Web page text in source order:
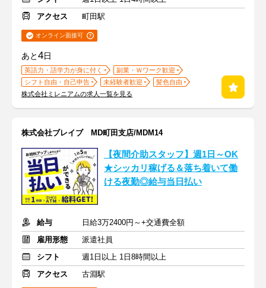
アクセス
町田駅
オンライン面接可
あと4日
英語力・語学力が身に付く
副業・Ｗワーク歓迎
シフト自由・自己申告
未経験者歓迎
髪色自由
株式会社ミレニアムの求人一覧を見る
株式会社ブレイブ MD町田支店/MDM14
【夜間介助スタッフ】週1日～OK
★シッカリ稼げる＆落ち着いて働
ける夜勤◎給与当日払い
給与
日給3万2400円～+交通費全額
雇用形態
派遣社員
シフト
週1日以上 1日8時間以上
アクセス
古淵駅